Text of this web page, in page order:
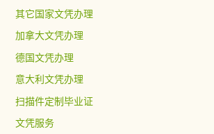
其它国家文凭办理
加拿大文凭办理
德国文凭办理
意大利文凭办理
扫描件定制毕业证
文凭服务